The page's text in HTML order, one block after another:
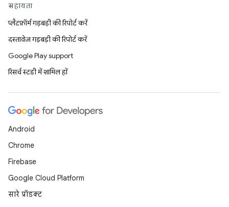
सहायता
प्लैटफ़ॉर्म गड़बड़ी की रिपोर्ट करें
दस्तावेज़ गड़बड़ी की रिपोर्ट करें
Google Play support
रिसर्च स्टडी में शामिल हों
Android
Chrome
Firebase
Google Cloud Platform
सारे प्रॉडक्ट